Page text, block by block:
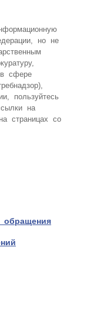
но не
сфере
пользуйтесь
на
страницах со
обращения